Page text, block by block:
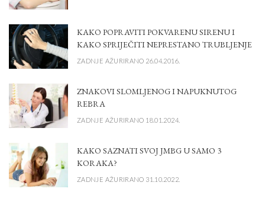
KAKO POPRAVITI POKVARENU SIRENU I
KAKO SPRIJEČITI NEPRESTANO TRUBLJENJE
ZADNJE AŽURIRANO 26.04.2016.
ZNAKOVI SLOMLJENOG I NAPUKNUTOG
REBRA
ZADNJE AŽURIRANO 18.01.2024.
KAKO SAZNATI SVOJ JMBG U SAMO 3
KORAKA?
ZADNJE AŽURIRANO 31.10.2022.